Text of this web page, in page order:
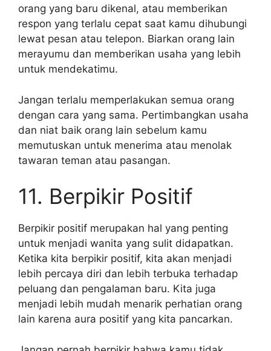
orang yang baru dikenal, atau memberikan
respon yang terlalu cepat saat kamu dihubungi
lewat pesan atau telepon. Biarkan orang lain
merayumu dan memberikan usaha yang lebih
untuk mendekatimu.
Jangan terlalu memperlakukan semua orang
dengan cara yang sama. Pertimbangkan usaha
dan niat baik orang lain sebelum kamu
memutuskan untuk menerima atau menolak
tawaran teman atau pasangan.
11. Berpikir Positif
Berpikir positif merupakan hal yang penting
untuk menjadi wanita yang sulit didapatkan.
Ketika kita berpikir positif, kita akan menjadi
lebih percaya diri dan lebih terbuka terhadap
peluang dan pengalaman baru. Kita juga
menjadi lebih mudah menarik perhatian orang
lain karena aura positif yang kita pancarkan.